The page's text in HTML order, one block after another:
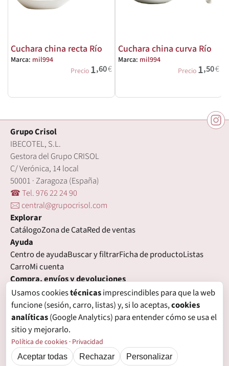
Cuchara china recta Río
Marca: mil994
Precio 1,60€
Cuchara china curva Río
Marca: mil994
Precio 1,50€
Grupo Crisol
IBECOTEL, S.L.
Gestora del Grupo CRISOL
C/ Verónica, 14 local
50001 · Zaragoza (España)
☎ Tel. 976 22 24 90
🖂 central@grupocrisol.com
Explorar
CatálogoZona de CataRed de ventas
Ayuda
Centro de ayudaBuscar y filtrarFicha de productoListas
CarroMi cuenta
Compra, envíos y devoluciones
Condiciones de compraFormas de pagoGastos de envío
Plazos de entregaDevolucionesGarantía
Legal
Aviso legalPrivacidad
Política de cookiesPreferencias de cookies
Usamos cookiestécnicasimprescindibles para que la web
funcione (sesión, carro, listas) y, si lo aceptas,cookies
analíticas(Google Analytics) para entender cómo se usa el
sitio y mejorarlo.
Política de cookies · Privacidad
Aceptar todas Rechazar Personalizar